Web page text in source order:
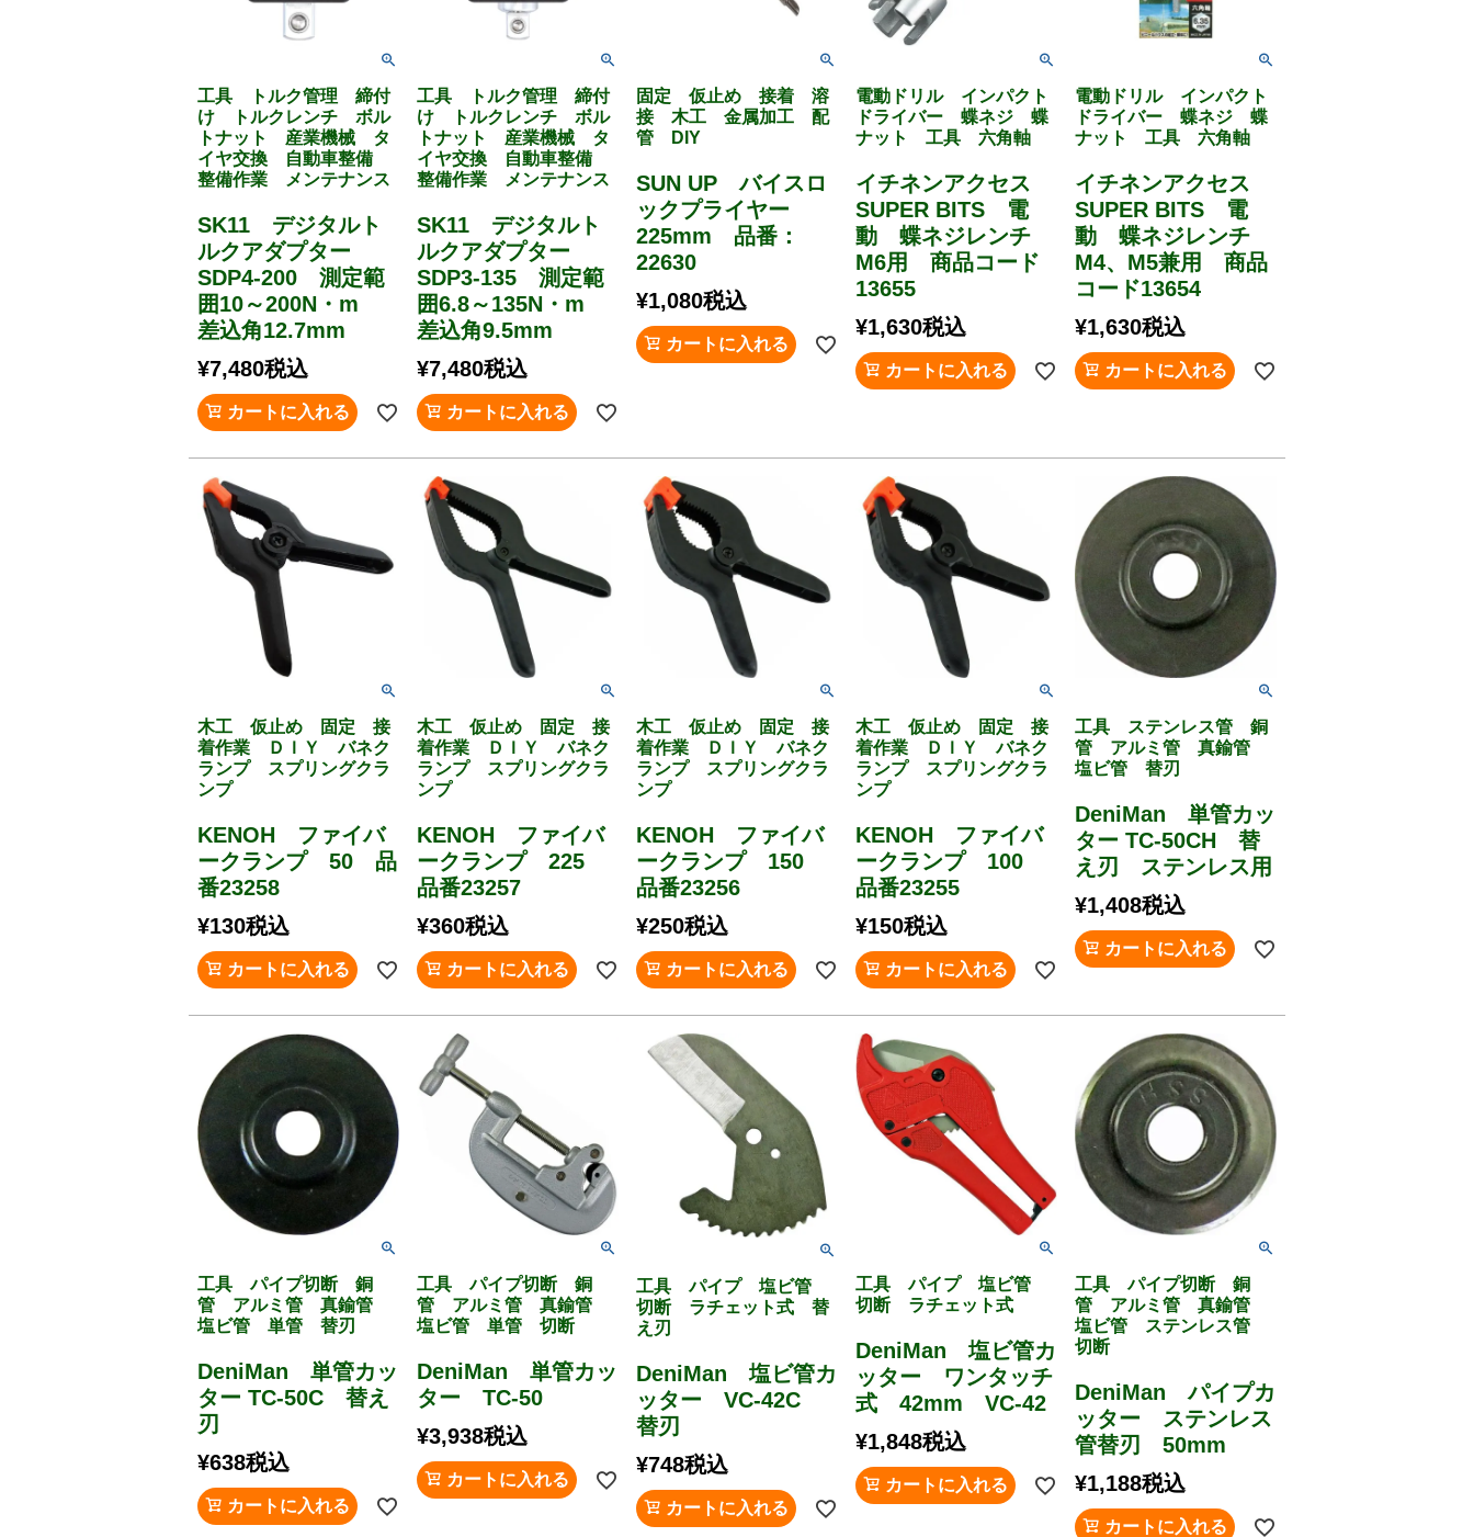
工具 トルク管理 締付
け トルクレンチ ボル
トナット 産業機械 タ
イヤ交換 自動車整備
整備作業 メンテナンス
SK11 デジタルト
ルクアダプター
SDP4-200 測定範
囲10～200N・m
差込角12.7mm
¥7,480税込
カートに入れる
工具 トルク管理 締付
け トルクレンチ ボル
トナット 産業機械 タ
イヤ交換 自動車整備
整備作業 メンテナンス
SK11 デジタルト
ルクアダプター
SDP3-135 測定範
囲6.8～135N・m
差込角9.5mm
¥7,480税込
カートに入れる
固定 仮止め 接着 溶
接 木工 金属加工 配
管 DIY
SUN UP バイスロ
ックプライヤー
225mm 品番：
22630
¥1,080税込
カートに入れる
電動ドリル インパクト
ドライバー 蝶ネジ 蝶
ナット 工具 六角軸
イチネンアクセス
SUPER BITS 電
動 蝶ネジレンチ
M6用 商品コード
13655
¥1,630税込
カートに入れる
電動ドリル インパクト
ドライバー 蝶ネジ 蝶
ナット 工具 六角軸
イチネンアクセス
SUPER BITS 電
動 蝶ネジレンチ
M4、M5兼用 商品
コード13654
¥1,630税込
カートに入れる
木工 仮止め 固定 接
着作業 ＤＩＹ バネク
ランプ スプリングクラ
ンプ
KENOH ファイバ
ークランプ 50 品
番23258
¥130税込
カートに入れる
木工 仮止め 固定 接
着作業 ＤＩＹ バネク
ランプ スプリングクラ
ンプ
KENOH ファイバ
ークランプ 225
品番23257
¥360税込
カートに入れる
木工 仮止め 固定 接
着作業 ＤＩＹ バネク
ランプ スプリングクラ
ンプ
KENOH ファイバ
ークランプ 150
品番23256
¥250税込
カートに入れる
木工 仮止め 固定 接
着作業 ＤＩＹ バネク
ランプ スプリングクラ
ンプ
KENOH ファイバ
ークランプ 100
品番23255
¥150税込
カートに入れる
工具 ステンレス管 銅
管 アルミ管 真鍮管
塩ビ管 替刃
DeniMan 単管カッ
ター TC-50CH 替
え刃 ステンレス用
¥1,408税込
カートに入れる
工具 パイプ切断 銅
管 アルミ管 真鍮管
塩ビ管 単管 替刃
DeniMan 単管カッ
ター TC-50C 替え
刃
¥638税込
カートに入れる
工具 パイプ切断 銅
管 アルミ管 真鍮管
塩ビ管 単管 切断
DeniMan 単管カッ
ター TC-50
¥3,938税込
カートに入れる
工具 パイプ 塩ビ管
切断 ラチェット式 替
え刃
DeniMan 塩ビ管カ
ッター VC-42C
替刃
¥748税込
カートに入れる
工具 パイプ 塩ビ管
切断 ラチェット式
DeniMan 塩ビ管カ
ッター ワンタッチ
式 42mm VC-42
¥1,848税込
カートに入れる
工具 パイプ切断 銅
管 アルミ管 真鍮管
塩ビ管 ステンレス管
切断
DeniMan パイプカ
ッター ステンレス
管替刃 50mm
¥1,188税込
カートに入れる